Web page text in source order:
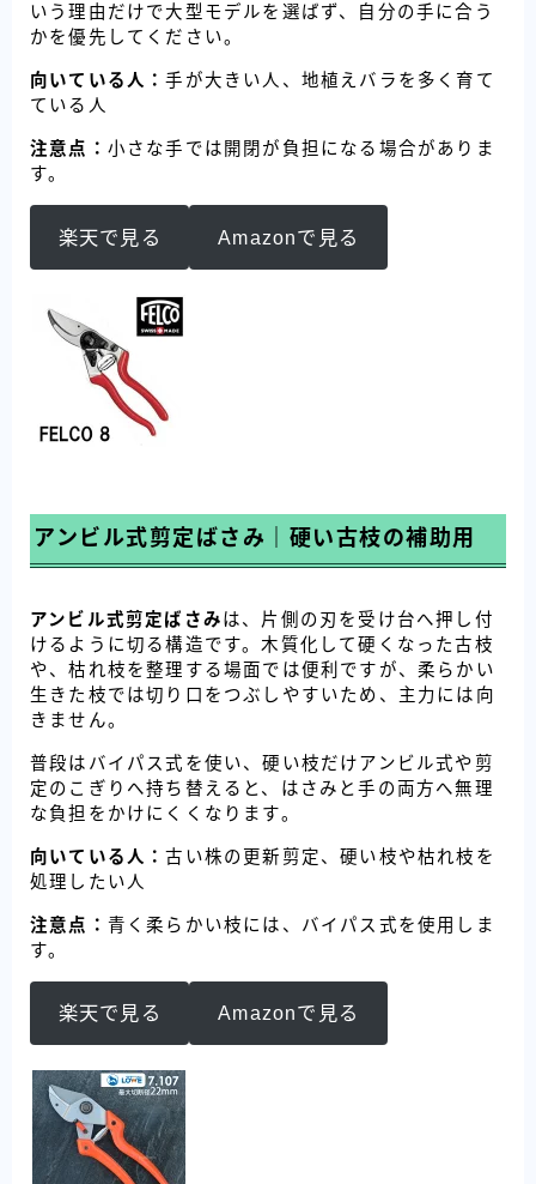
いう理由だけで大型モデルを選ばず、自分の手に合う
かを優先してください。
向いている人：手が大きい人、地植えバラを多く育て
ている人
注意点： 小さな手では開閉が負担になる場合がありま
す。
楽天で見る Amazonで見る
アンビル式剪定ばさみ｜硬い古枝の補助用
アンビル式剪定ばさみは、片側の刃を受け台へ押し付
けるように切る構造です。木質化して硬くなった古枝
や、枯れ枝を整理する場面では便利ですが、柔らかい
生きた枝では切り口をつぶしやすいため、主力には向
きません。
普段はバイパス式を使い、硬い枝だけアンビル式や剪
定のこぎりへ持ち替えると、はさみと手の両方へ無理
な負担をかけにくくなります。
向いている人：古い株の更新剪定、硬い枝や枯れ枝を
処理したい人
注意点： 青く柔らかい枝には、バイパス式を使用しま
す。
楽天で見る Amazonで見る